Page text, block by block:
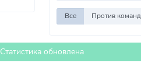
Все
Статистика обновлена